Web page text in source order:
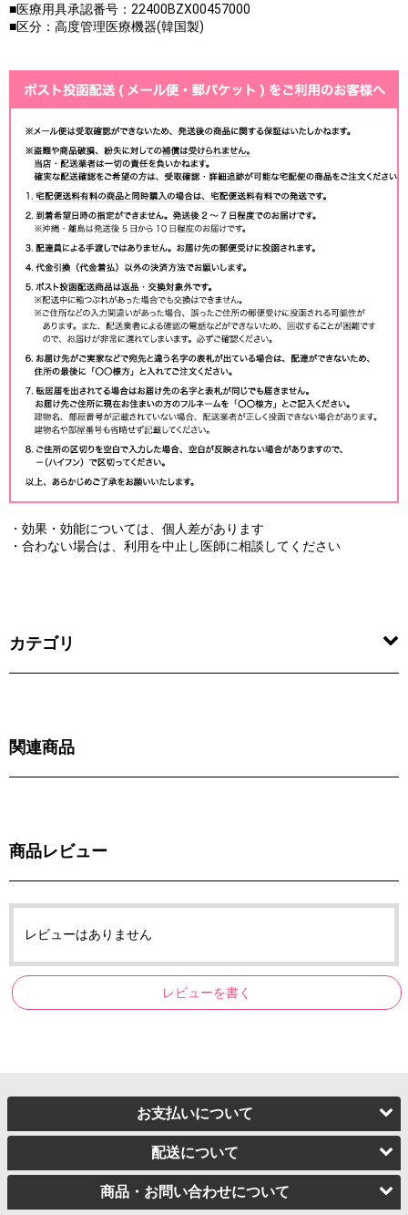
■医療用具承認番号：22400BZX00457000
■区分：高度管理医療機器(韓国製)
・効果・効能については、個人差があります
・合わない場合は、利用を中止し医師に相談してください
カテゴリ
関連商品
商品レビュー
レビューはありません
レビューを書く
お支払いについて
配送について
商品・お問い合わせについて